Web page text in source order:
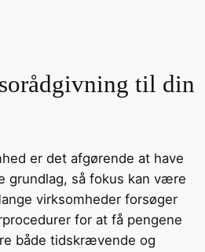
til din
er det afgørende at have
grundlag, så fokus kan være
virksomheder forsøger
for at få pengene
både tidskrævende og